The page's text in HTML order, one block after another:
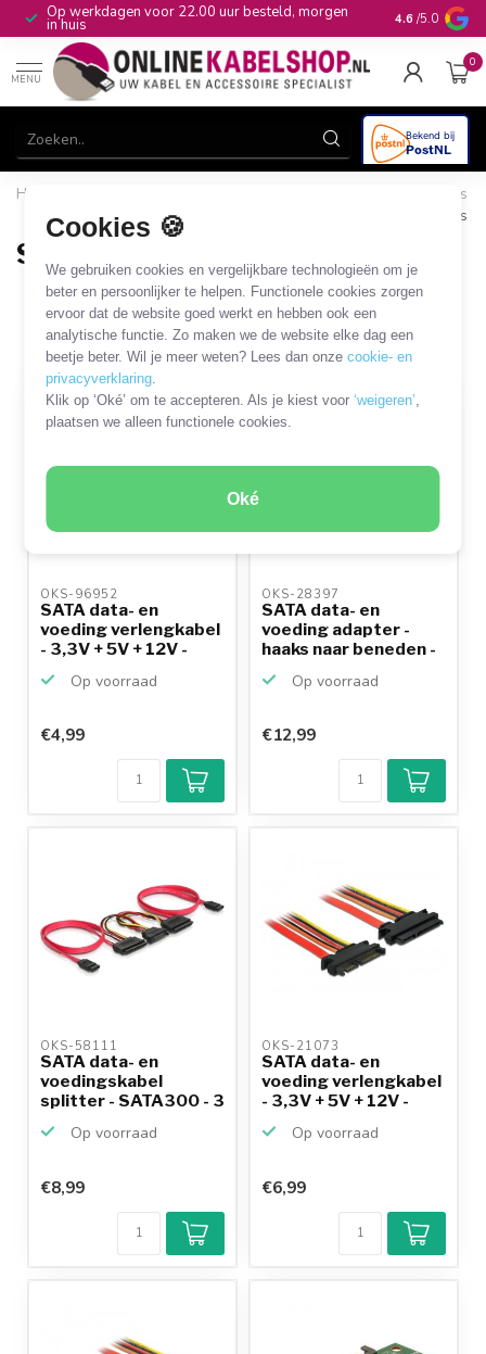
Cookies 🍪
We gebruiken cookies en vergelijkbare technologieën om je
beter en persoonlijker te helpen. Functionele cookies zorgen
ervoor dat de website goed werkt en hebben ook een
analytische functie. Zo maken we de website elke dag een
beetje beter. Wil je meer weten? Lees dan onzecookie- en
privacyverklaring.
Klik op ‘Oké’ om te accepteren. Als je kiest voor‘weigeren’,
plaatsen we alleen functionele cookies.
Oké
Op werkdagen voor 22.00 uur besteld, morgen
in huis 10+jaar
4.6 /5.0
MENU
0
Home
HDD/SSD en overige drives
SATA datakabels en adapters SATA 22-pins - SATA 22-pins
SATA 22-pins - SATA 22-pins
17 PRODUCTEN
Filters SORTEER OP
OKS-96952
SATA data- en
voeding verlengkabel
- 3,3V + 5V + 12V -
Op voorraad
€4,99
OKS-28397
SATA data- en
voeding adapter -
haaks naar beneden -
Op voorraad
€12,99
OKS-58111
SATA data- en
voedingskabel
splitter - SATA300 - 3
Op voorraad
€8,99
OKS-21073
SATA data- en
voeding verlengkabel
- 3,3V + 5V + 12V -
Op voorraad
€6,99